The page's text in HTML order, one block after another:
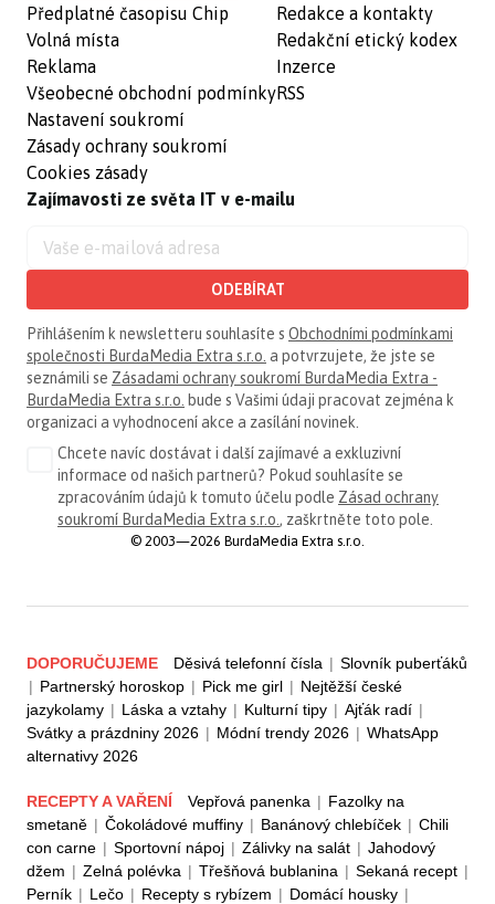
Předplatné časopisu Chip
Volná místa
Reklama
Všeobecné obchodní podmínky
Nastavení soukromí
Zásady ochrany soukromí
Cookies zásady
Redakce a kontakty
Redakční etický kodex
Inzerce
RSS
Zajímavosti ze světa IT v e-mailu
ODEBÍRAT
Přihlášením k newsletteru souhlasíte s Obchodními podmínkami
společnosti BurdaMedia Extra s.r.o. a potvrzujete, že jste se
seznámili se Zásadami ochrany soukromí BurdaMedia Extra -
BurdaMedia Extra s.r.o. bude s Vašimi údaji pracovat zejména k
organizaci a vyhodnocení akce a zasílání novinek.
Chcete navíc dostávat i další zajímavé a exkluzivní
informace od našich partnerů? Pokud souhlasíte se
zpracováním údajů k tomuto účelu podle Zásad ochrany
soukromí BurdaMedia Extra s.r.o. , zaškrtněte toto pole.
© 2003—2026 BurdaMedia Extra s.r.o.
DOPORUČUJEME Děsivá telefonní čísla | Slovník puberťáků
| Partnerský horoskop | Pick me girl | Nejtěžší české
jazykolamy | Láska a vztahy | Kulturní tipy | Ajťák radí |
Svátky a prázdniny 2026 | Módní trendy 2026 | WhatsApp
alternativy 2026
RECEPTY A VAŘENÍ Vepřová panenka | Fazolky na
smetaně | Čokoládové muffiny | Banánový chlebíček | Chili
con carne | Sportovní nápoj | Zálivky na salát | Jahodový
džem | Zelná polévka | Třešňová bublanina | Sekaná recept |
Perník | Lečo | Recepty s rybízem | Domácí housky |